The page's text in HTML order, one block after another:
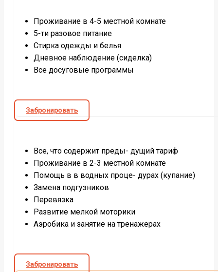
Проживание в 4-5 местной комнате
5-ти разовое питание
Стирка одежды и белья
Дневное наблюдение (сиделка)
Все досуговые программы
Забронировать
Все, что содержит преды- дущий тариф
Проживание в 2-3 местной комнате
Помощь в в водных проце- дурах (купание)
Замена подгузников
Перевязка
Развитие мелкой моторики
Аэробика и занятие на тренажерах
Забронировать